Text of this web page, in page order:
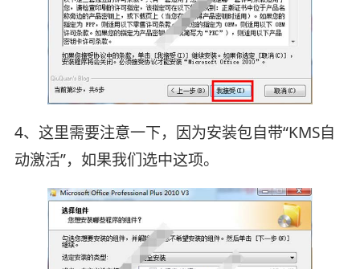
4、这里需要注意一下，因为安装包自带“KMS自
动激活”，如果我们选中这项。